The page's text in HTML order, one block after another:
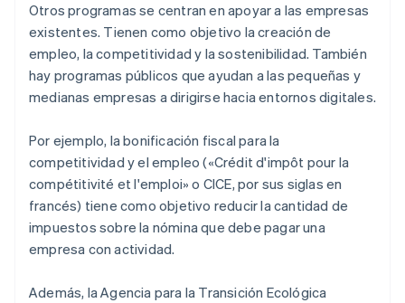
Otros programas se centran en apoyar a las empresas
existentes. Tienen como objetivo la creación de
empleo, la competitividad y la sostenibilidad. También
hay programas públicos que ayudan a las pequeñas y
medianas empresas a dirigirse hacia entornos digitales.
Por ejemplo, la bonificación fiscal para la
competitividad y el empleo («Crédit d'impôt pour la
compétitivité et l'emploi» o CICE, por sus siglas en
francés) tiene como objetivo reducir la cantidad de
impuestos sobre la nómina que debe pagar una
empresa con actividad.
Además, la Agencia para la Transición Ecológica